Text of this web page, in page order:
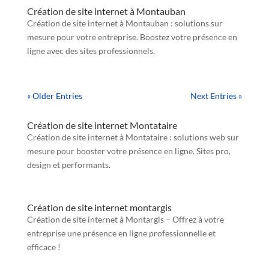
Création de site internet à Montauban
Création de site internet à Montauban : solutions sur
mesure pour votre entreprise. Boostez votre présence en
ligne avec des sites professionnels.
« Older Entries Next Entries »
Création de site internet Montataire
Création de site internet à Montataire : solutions web sur
mesure pour booster votre présence en ligne. Sites pro,
design et performants.
Création de site internet montargis
Création de site internet à Montargis – Offrez à votre
entreprise une présence en ligne professionnelle et
efficace !